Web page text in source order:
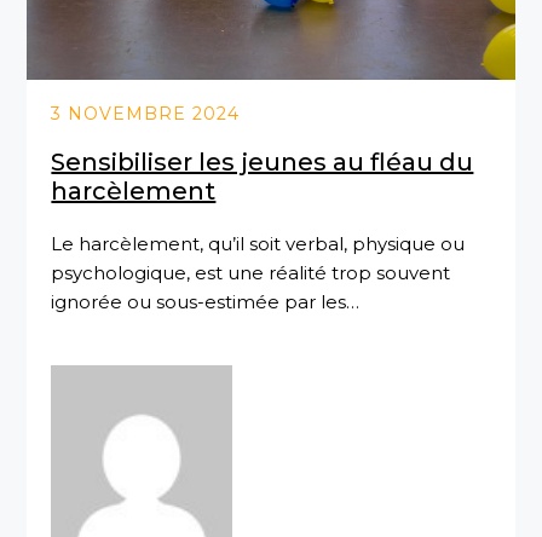
3 NOVEMBRE 2024
Sensibiliser les jeunes au fléau du
harcèlement
Le harcèlement, qu’il soit verbal, physique ou
psychologique, est une réalité trop souvent
ignorée ou sous-estimée par les…